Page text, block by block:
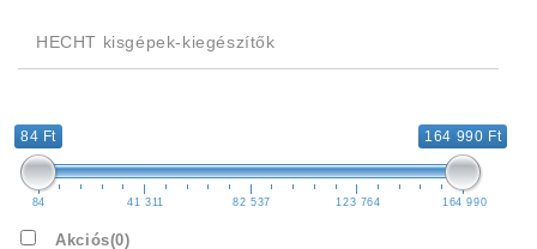
HECHT kisgépek-kiegészítők
84 Ft 164 990 Ft
84 41 311 82 537 123 764 164 990
Akciós(0)